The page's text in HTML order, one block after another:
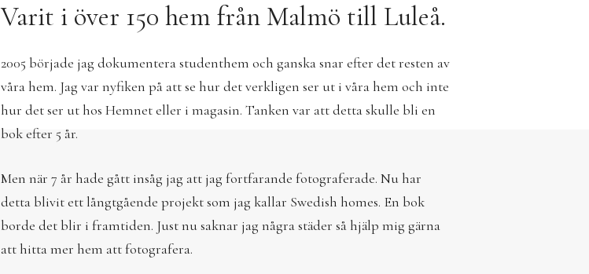
Varit i över 150 hem från Malmö till Luleå.
2005 började jag dokumentera studenthem och ganska snar efter det resten av
våra hem. Jag var nyfiken på att se hur det verkligen ser ut i våra hem och inte
hur det ser ut hos Hemnet eller i magasin. Tanken var att detta skulle bli en
bok efter 5 år.
Men när 7 år hade gått insåg jag att jag fortfarande fotograferade. Nu har
detta blivit ett långtgående projekt som jag kallar Swedish homes. En bok
borde det blir i framtiden. Just nu saknar jag några städer så hjälp mig gärna
att hitta mer hem att fotografera.